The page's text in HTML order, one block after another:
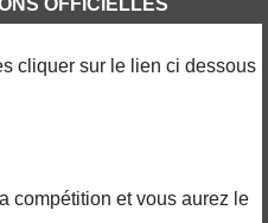
cliquer sur le lien ci dessous
compétition et vous aurez le